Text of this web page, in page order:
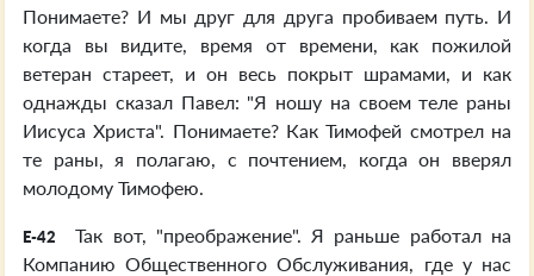
Понимаете? И мы друг для друга пробиваем путь. И
когда вы видите, время от времени, как пожилой
ветеран стареет, и он весь покрыт шрамами, и как
однажды сказал Павел: "Я ношу на своем теле раны
Иисуса Христа". Понимаете? Как Тимофей смотрел на
те раны, я полагаю, с почтением, когда он вверял
молодому Тимофею.
E-42
Так вот, "преображение". Я раньше работал на
Компанию Общественного Обслуживания, где у нас